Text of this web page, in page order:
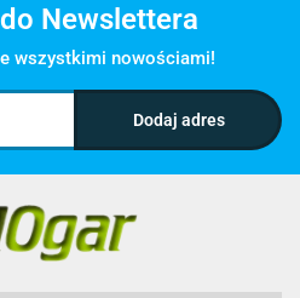
Newslettera
wszystkimi nowościami!